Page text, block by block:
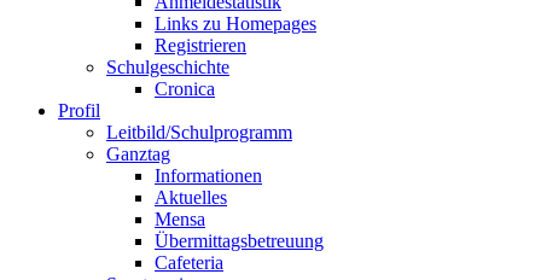
Links zu Homepages
Registrieren
Schulgeschichte
Cronica
Profil
Leitbild/Schulprogramm
Ganztag
Informationen
Aktuelles
Mensa
Übermittagsbetreuung
Cafeteria